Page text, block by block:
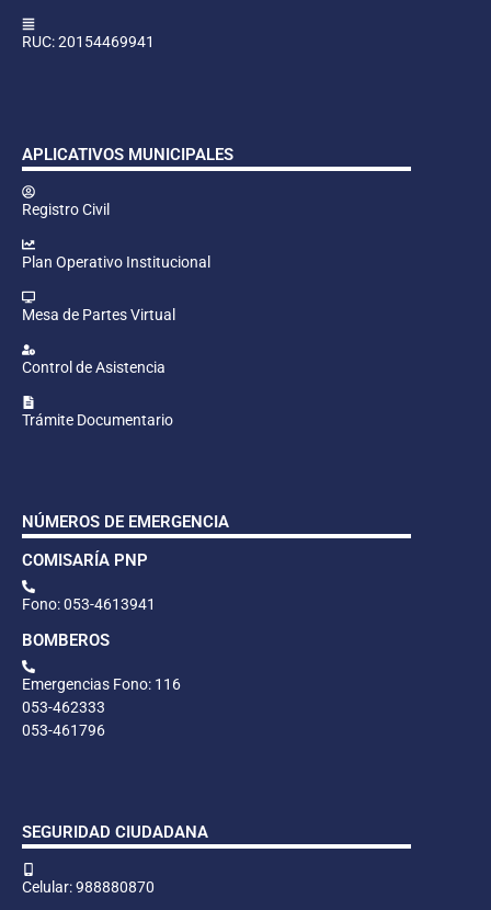
RUC: 20154469941
APLICATIVOS MUNICIPALES
Registro Civil
Plan Operativo Institucional
Mesa de Partes Virtual
Control de Asistencia
Trámite Documentario
NÚMEROS DE EMERGENCIA
COMISARÍA PNP
Fono: 053-4613941
BOMBEROS
Emergencias Fono: 116
053-462333
053-461796
SEGURIDAD CIUDADANA
Celular: 988880870